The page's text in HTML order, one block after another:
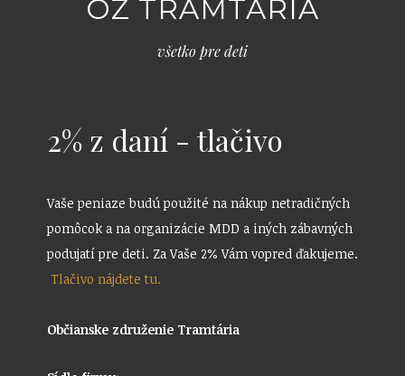
OZ TRAMTÁRIA
všetko pre deti
2% z daní - tlačivo
Vaše peniaze budú použité na nákup netradičných
pomôcok a na organizácie MDD a iných zábavných
podujatí pre deti. Za Vaše 2% Vám vopred ďakujeme.
Tlačivo nájdete tu.
Občianske združenie Tramtária